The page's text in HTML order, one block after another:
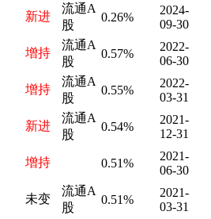
新进
流通A
股
0.26%
2024-
09-30
增持
流通A
股
0.57%
2022-
06-30
增持
流通A
股
0.55%
2022-
03-31
新进
流通A
股
0.54%
2021-
12-31
增持 0.51%
2021-
06-30
未变
流通A
股
0.51%
2021-
03-31